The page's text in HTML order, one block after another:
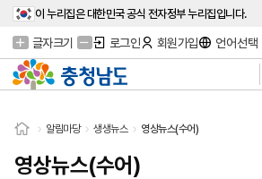
이 누리집은 대한민국 공식 전자정부 누리집입니다.
글자크기 로그인 회원가입 언어선택
알림마당 생생뉴스 영상뉴스(수어)
영상뉴스(수어)